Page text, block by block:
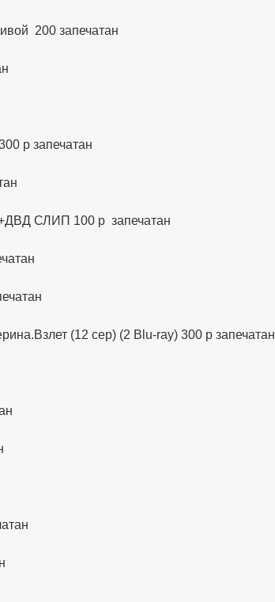
200 запечатан
р запечатан
СЛИП 100 р запечатан
(12 сер) (2 Blu-ray) 300 р запечатан